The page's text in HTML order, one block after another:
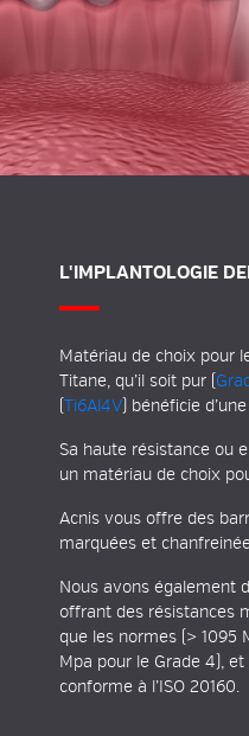
L'IMPLANTOLOGIE
Matériau de choix pour
Titane, qu’il soit pur (
(Ti6Al4V ) bénéficie
Sa haute résistance ou
un matériau de choix
Acnis vous offre des
marquées et
Nous avons également
offrant des résistances
que les normes (> 1095
Mpa pour le Grade 4),
conforme à l’ISO 20160.